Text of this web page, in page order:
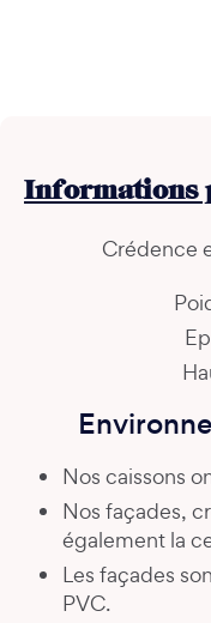
Informations
Crédence
Nos caissons
Nos façades,
également la
Les façades
PVC.